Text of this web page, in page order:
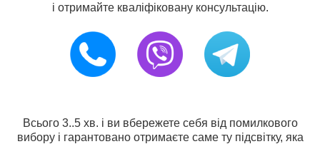
і отримайте кваліфіковану консультацію.
Всього 3..5 хв. і ви вбережете себя від помилкового
вибору і гарантовано отримаєте саме ту підсвітку, яка